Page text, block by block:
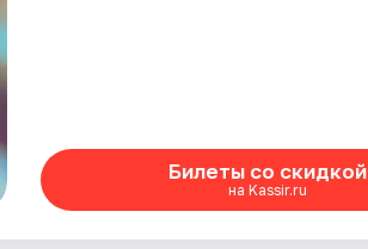
Билеты со скидкой
на Kassir.ru